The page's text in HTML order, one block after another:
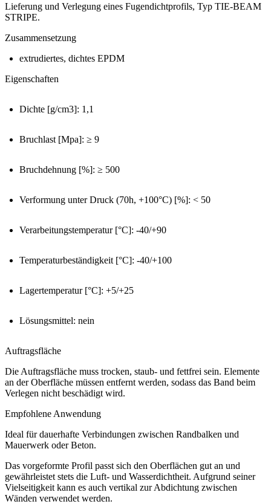
Lieferung und Verlegung eines Fugendichtprofils, Typ TIE-BEAM
STRIPE.
Zusammensetzung
extrudiertes, dichtes EPDM
Eigenschaften
Dichte [g/cm3]: 1,1
Bruchlast [Mpa]: ≥ 9
Bruchdehnung [%]: ≥ 500
Verformung unter Druck (70h, +100°C) [%]: < 50
Verarbeitungstemperatur [°C]: -40/+90
Temperaturbeständigkeit [°C]: -40/+100
Lagertemperatur [°C]: +5/+25
Lösungsmittel: nein
Auftragsfläche
Die Auftragsfläche muss trocken, staub- und fettfrei sein. Elemente
an der Oberfläche müssen entfernt werden, sodass das Band beim
Verlegen nicht beschädigt wird.
Empfohlene Anwendung
Ideal für dauerhafte Verbindungen zwischen Randbalken und
Mauerwerk oder Beton.
Das vorgeformte Profil passt sich den Oberflächen gut an und
gewährleistet stets die Luft- und Wasserdichtheit. Aufgrund seiner
Vielseitigkeit kann es auch vertikal zur Abdichtung zwischen
Wänden verwendet werden.